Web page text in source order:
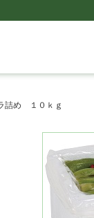
詰め １０ｋｇ